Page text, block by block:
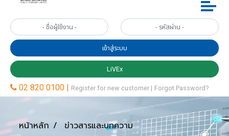
หน้าหลัก ข่าวสารและบทความ